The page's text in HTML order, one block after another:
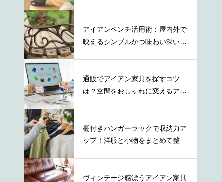
アイアンベンチ活用術：屋内外で
映えるシンプルかつ味わい深い取
通販でアイアン家具を探すコツ
は？空間をおしゃれに変えるアイ
棚付きハンガーラックで収納力ア
ップ！洋服と小物をまとめて整理
ヴィンテージ感漂うアイアン家具